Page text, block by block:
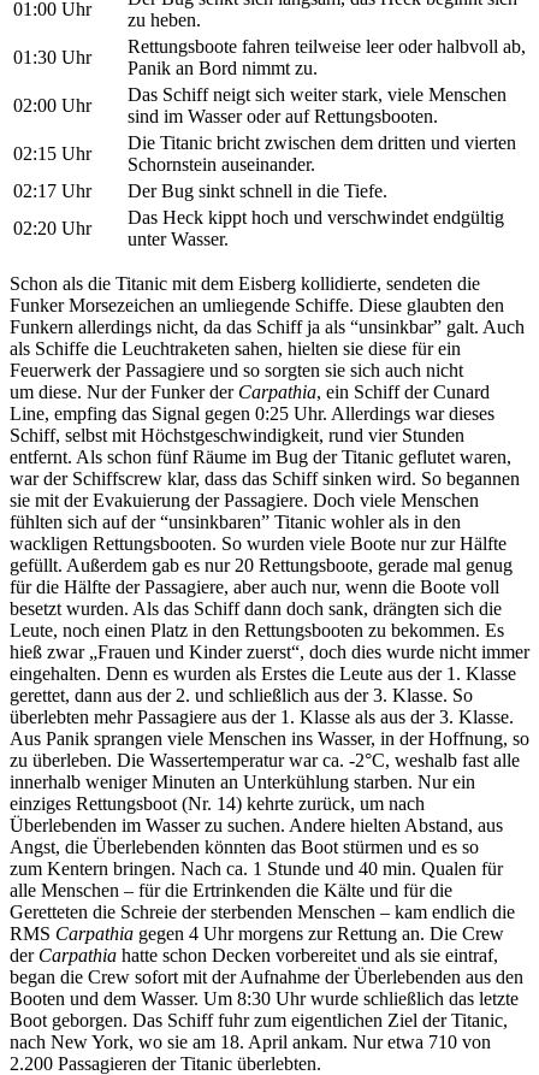
01:00 Uhr
zu heben.
01:30 Uhr
Rettungsboote fahren teilweise leer oder halbvoll ab,
Panik an Bord nimmt zu.
02:00 Uhr
Das Schiff neigt sich weiter stark, viele Menschen
sind im Wasser oder auf Rettungsbooten.
02:15 Uhr
Die Titanic bricht zwischen dem dritten und vierten
Schornstein auseinander.
02:17 Uhr
Der Bug sinkt schnell in die Tiefe.
02:20 Uhr
Das Heck kippt hoch und verschwindet endgültig
unter Wasser.
Schon als die Titanic mit dem Eisberg kollidierte, sendeten die
Funker Morsezeichen an umliegende Schiffe. Diese glaubten den
Funkern allerdings nicht, da das Schiff ja als “unsinkbar” galt. Auch
als Schiffe die Leuchtraketen sahen, hielten sie diese für ein
Feuerwerk der Passagiere und so sorgten sie sich auch nicht
um diese. Nur der Funker der Carpathia, ein Schiff der Cunard
Line, empfing das Signal gegen 0:25 Uhr. Allerdings war dieses
Schiff, selbst mit Höchstgeschwindigkeit, rund vier Stunden
entfernt. Als schon fünf Räume im Bug der Titanic geflutet waren,
war der Schiffscrew klar, dass das Schiff sinken wird. So begannen
sie mit der Evakuierung der Passagiere. Doch viele Menschen
fühlten sich auf der “unsinkbaren” Titanic wohler als in den
wackligen Rettungsbooten. So wurden viele Boote nur zur Hälfte
gefüllt. Außerdem gab es nur 20 Rettungsboote, gerade mal genug
für die Hälfte der Passagiere, aber auch nur, wenn die Boote voll
besetzt wurden. Als das Schiff dann doch sank, drängten sich die
Leute, noch einen Platz in den Rettungsbooten zu bekommen. Es
hieß zwar „Frauen und Kinder zuerst“, doch dies wurde nicht immer
eingehalten. Denn es wurden als Erstes die Leute aus der 1. Klasse
gerettet, dann aus der 2. und schließlich aus der 3. Klasse. So
überlebten mehr Passagiere aus der 1. Klasse als aus der 3. Klasse.
Aus Panik sprangen viele Menschen ins Wasser, in der Hoffnung, so
zu überleben. Die Wassertemperatur war ca. -2°C, weshalb fast alle
innerhalb weniger Minuten an Unterkühlung starben. Nur ein
einziges Rettungsboot (Nr. 14) kehrte zurück, um nach
Überlebenden im Wasser zu suchen. Andere hielten Abstand, aus
Angst, die Überlebenden könnten das Boot stürmen und es so
zum Kentern bringen. Nach ca. 1 Stunde und 40 min. Qualen für
alle Menschen – für die Ertrinkenden die Kälte und für die
Geretteten die Schreie der sterbenden Menschen – kam endlich die
RMS Carpathia gegen 4 Uhr morgens zur Rettung an. Die Crew
der Carpathia hatte schon Decken vorbereitet und als sie eintraf,
began die Crew sofort mit der Aufnahme der Überlebenden aus den
Booten und dem Wasser. Um 8:30 Uhr wurde schließlich das letzte
Boot geborgen. Das Schiff fuhr zum eigentlichen Ziel der Titanic,
nach New York, wo sie am 18. April ankam. Nur etwa 710 von
2.200 Passagieren der Titanic überlebten.